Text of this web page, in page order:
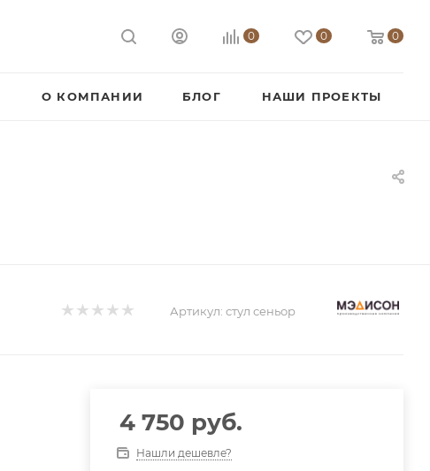
0 0 0
О КОМПАНИИ БЛОГ НАШИ ПРОЕКТЫ
Артикул: стул сеньор
4 750 руб.
Нашли дешевле?